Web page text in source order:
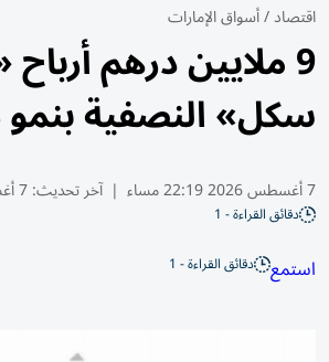
اقتصاد/أسواق الإمارات
9 ملايين درهم
سكل» النصفية بنمو 38%
7 أغسطس 2026 22:19 مساء | آخر تحديث:7 أغسطس 22:20 2026
دقائق القراءة - 1
استمع دقائق القراءة - 1